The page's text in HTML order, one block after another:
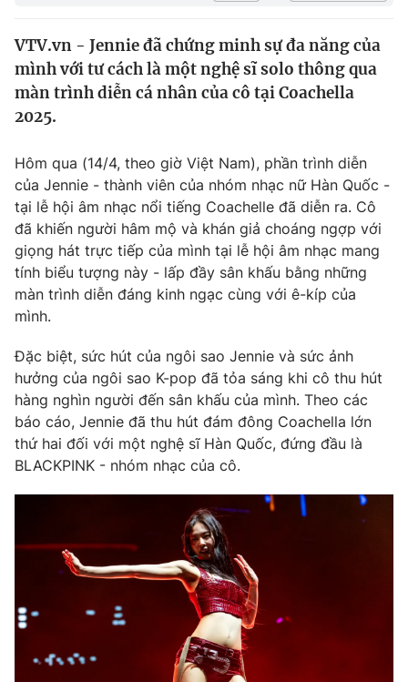
Tin tức
Thế giới đó đây
Câu chuyện quốc tế
Kinh tế
Tài chính
Góc doanh nghiệp
Dữ liệu và đời sống
Truyền hình
Phim VTV
Hậu trường
Nhân vật
Khán giả
Giải sao mai
Giải trí
Điện ảnh
Âm nhạc
Đời sống
Du lịch
Làm đẹp
Chất lượng cuộc sống
Tuyển sinh
Học trực tuyến
Công nghệ
Hitech Công nghệ tương lai
Sản phẩm
Thị trường
Giao lưu trực tuyến
Lịch phát sóng
Chuyên mục khác
Podcast
Infographic
VTV.vn - Jennie đã chứng minh sự đa năng của
mình với tư cách là một nghệ sĩ solo thông qua
màn trình diễn cá nhân của cô tại Coachella
2025.
Hôm qua (14/4, theo giờ Việt Nam), phần trình diễn
của Jennie - thành viên của nhóm nhạc nữ Hàn Quốc -
tại lễ hội âm nhạc nổi tiếng Coachelle đã diễn ra. Cô
đã khiến người hâm mộ và khán giả choáng ngợp với
giọng hát trực tiếp của mình tại lễ hội âm nhạc mang
tính biểu tượng này - lấp đầy sân khấu bằng những
màn trình diễn đáng kinh ngạc cùng với ê-kíp của
mình.
Đặc biệt, sức hút của ngôi sao Jennie và sức ảnh
hưởng của ngôi sao K-pop đã tỏa sáng khi cô thu hút
hàng nghìn người đến sân khấu của mình. Theo các
báo cáo, Jennie đã thu hút đám đông Coachella lớn
thứ hai đối với một nghệ sĩ Hàn Quốc, đứng đầu là
BLACKPINK - nhóm nhạc của cô.